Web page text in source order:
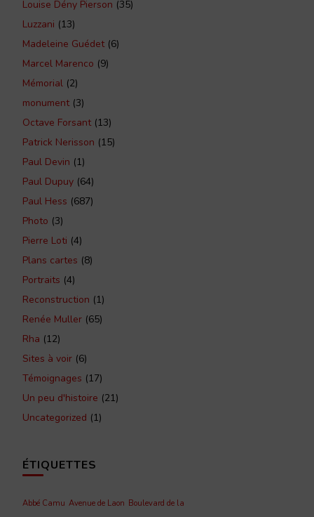
Louise Dény Pierson (35)
Luzzani (13)
Madeleine Guédet(6)
Marcel Marenco (9)
Mémorial (2)
monument(3)
Octave Forsant(13)
Patrick Nerisson (15)
Paul Devin (1)
Paul Dupuy (64)
Paul Hess (687)
Photo (3)
Pierre Loti (4)
Plans cartes (8)
Portraits (4)
Reconstruction (1)
Renée Muller (65)
Rha (12)
Sites à voir (6)
Témoignages (17)
Un peu d'histoire (21)
Uncategorized (1)
ÉTIQUETTES
Abbé Camu Avenue de Laon Boulevard de la